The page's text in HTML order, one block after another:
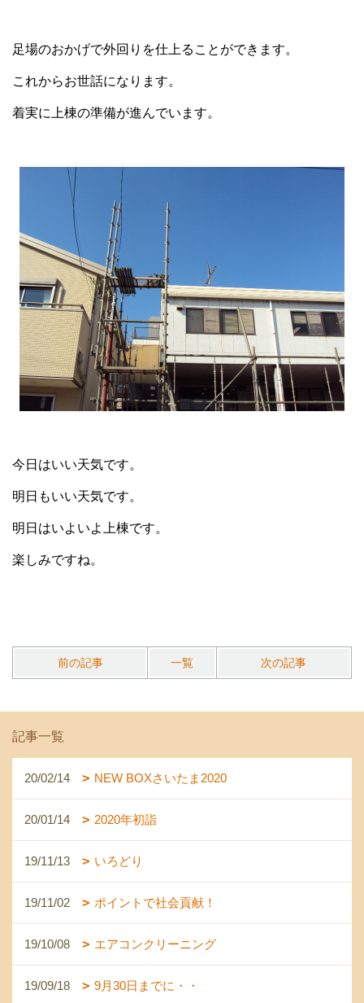
足場のおかげで外回りを仕上ることができます。
これからお世話になります。
着実に上棟の準備が進んでいます。
今日はいい天気です。
明日もいい天気です。
明日はいよいよ上棟です。
楽しみですね。
前の記事 一覧 次の記事
記事一覧
20/02/14 NEW BOXさいたま2020
20/01/14 2020年初詣
19/11/13 いろどり
19/11/02 ポイントで社会貢献！
19/10/08 エアコンクリーニング
19/09/18 9月30日までに・・